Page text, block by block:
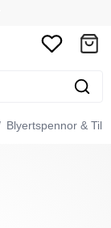
Blyertspennor &